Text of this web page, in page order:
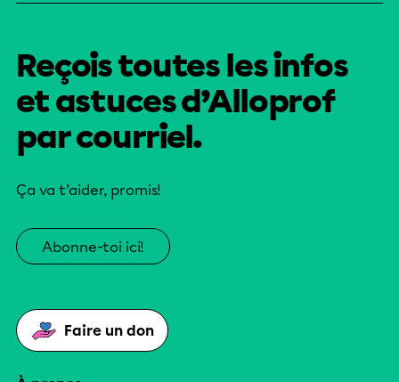
Reçois toutes les infos
et astuces d’Alloprof
par courriel.
Ça va t’aider, promis!
Abonne-toi ici!
Faire un don